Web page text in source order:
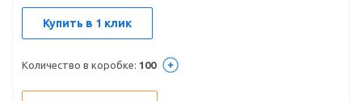
Купить в 1 клик
Количество в коробке: 100